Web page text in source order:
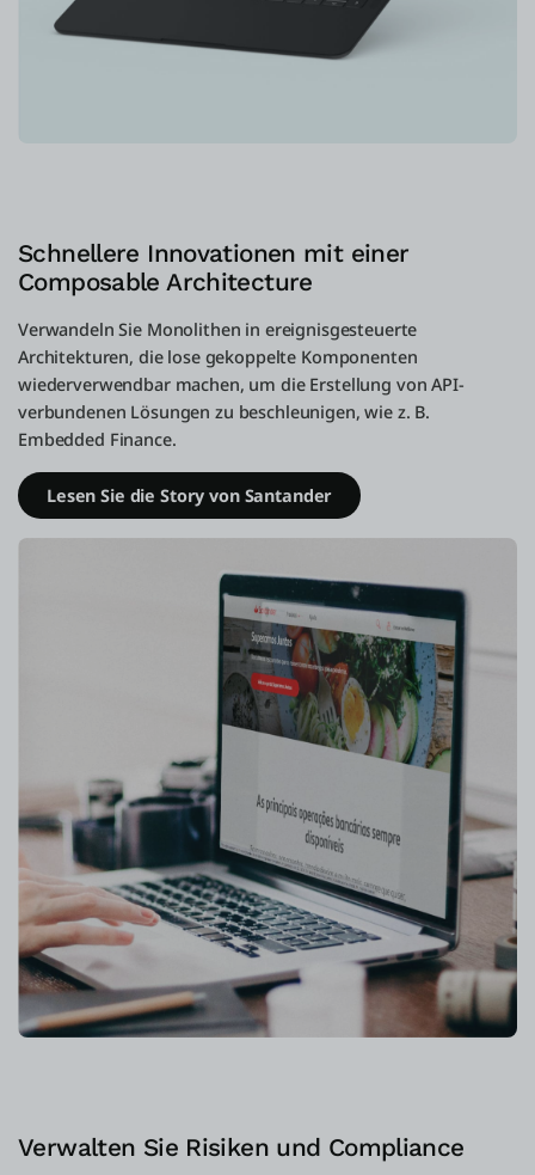
Schnellere Innovationen mit einer
Composable Architecture
Verwandeln Sie Monolithen in ereignisgesteuerte
Architekturen, die lose gekoppelte Komponenten
wiederverwendbar machen, um die Erstellung von API-
verbundenen Lösungen zu beschleunigen, wie z. B.
Embedded Finance.
Lesen Sie die Story von Santander
Verwalten Sie Risiken und Compliance